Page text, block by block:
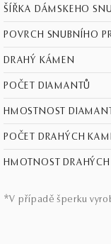
ŠÍŘKA DÁMSKEHO
POVRCH SNUBNÍHO
DRAHÝ KÁMEN
POČET DIAMANTŮ
HMOSTNOST
POČET DRAHÝCH
HMOTNOST
*V případě šperku